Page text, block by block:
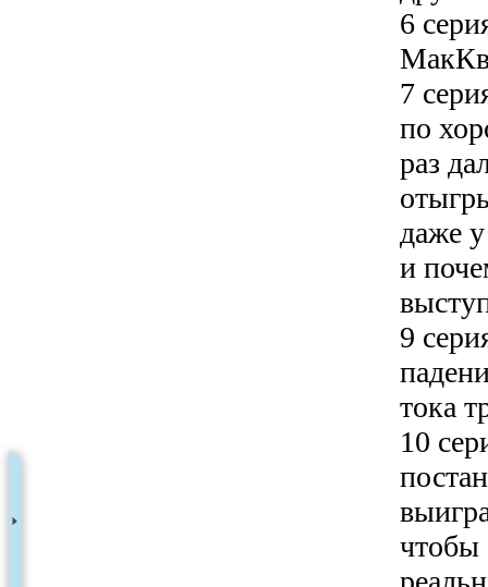
6
7
по
раз
даже
и
9
тока
10
чтобы